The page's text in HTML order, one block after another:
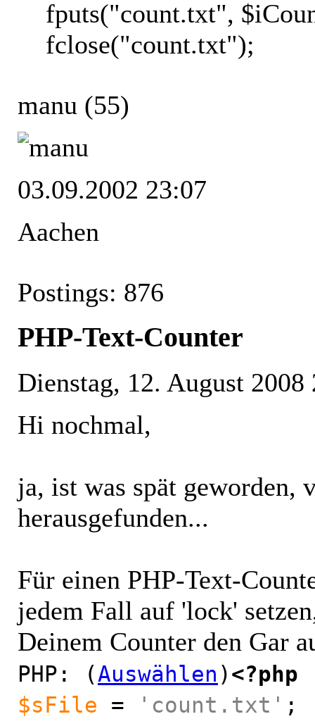
fputs("count.txt",
fclose("count.txt");
manu (55)
03.09.2002 23:07
Aachen
Postings: 876
PHP-Text-Counter
Dienstag, 12. August 2008
Hi nochmal,
ja, ist was spät geworden,
herausgefunden...
Für einen PHP-Text-
jedem Fall auf 'lock'
Deinem Counter den Gar
PHP: (Auswählen )<?php
$sFile = 'count.txt' ;